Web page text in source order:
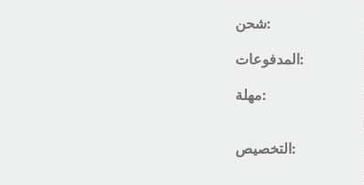
شحن:
المدفوعات:
مهلة:
التخصيص: